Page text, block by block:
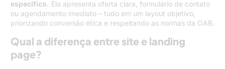
específico. Ela apresenta oferta clara, formulário de contato
ou agendamento imediato – tudo em um layout objetivo,
priorizando conversão ética e respeitando as normas da OAB.
Qual a diferença entre site e landing
page?